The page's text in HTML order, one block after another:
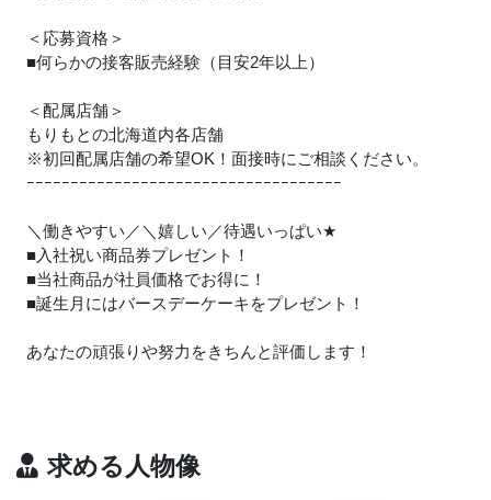
＜応募資格＞
■何らかの接客販売経験（目安2年以上）
＜配属店舗＞
もりもとの北海道内各店舗
※初回配属店舗の希望OK！面接時にご相談ください。
ｰｰｰｰｰｰｰｰｰｰｰｰｰｰｰｰｰｰｰｰｰｰｰｰｰｰｰｰｰｰｰｰｰｰｰｰ
＼働きやすい／＼嬉しい／待遇いっぱい★
■入社祝い商品券プレゼント！
■当社商品が社員価格でお得に！
■誕生月にはバースデーケーキをプレゼント！
あなたの頑張りや努力をきちんと評価します！
求める人物像